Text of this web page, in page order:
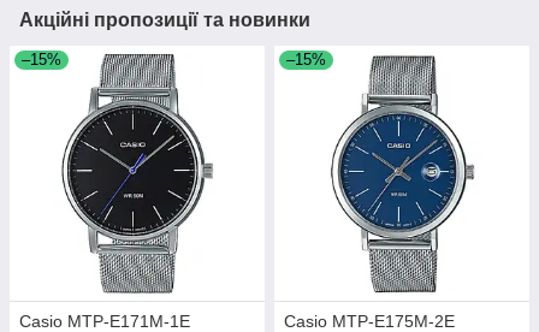
Акційні пропозиції та новинки
–15%
Casio MTP-E171M-1E
–15%
Casio MTP-E175M-2E